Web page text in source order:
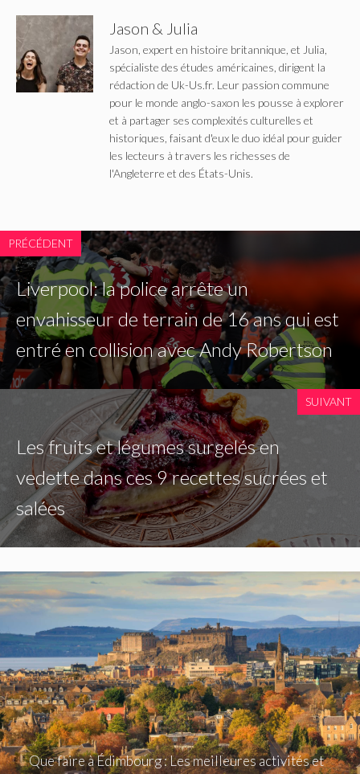
Jason & Julia
Jason, expert en histoire britannique, et Julia,
spécialiste des études américaines, dirigent la
rédaction de Uk-Us.fr. Leur passion commune
pour le monde anglo-saxon les pousse à explorer
et à partager ses complexités culturelles et
historiques, faisant d'eux le duo idéal pour guider
les lecteurs à travers les richesses de
l'Angleterre et des États-Unis.
PRÉCÉDENT
Liverpool: la police arrête un
envahisseur de terrain de 16 ans qui est
entré en collision avec Andy Robertson
SUIVANT
Les fruits et légumes surgelés en
vedette dans ces 9 recettes sucrées et
salées
Que faire à Édimbourg : Les meilleures activités et